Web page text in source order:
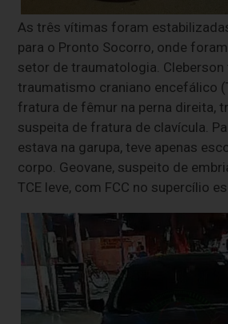
As três vítimas foram
para o Pronto Socorro, onde
setor de traumatologia. Cleberson
traumatismo craniano encefálico
fratura de fêmur na perna direita,
suspeita de fratura de clavícula.
estava na garupa, teve apenas
corpo. Geovane, suspeito de
TCE leve, com FCC no supercílio